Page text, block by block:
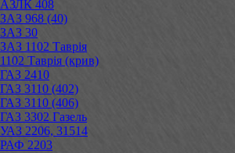
АЗЛК 408
ЗАЗ 968 (40)
ЗАЗ 30
ЗАЗ 1102 Таврія
1102 Таврія (крив)
ГАЗ 2410
ГАЗ 3110 (402)
ГАЗ 3110 (406)
ГАЗ 3302 Газель
УАЗ 2206, 31514
РАФ 2203